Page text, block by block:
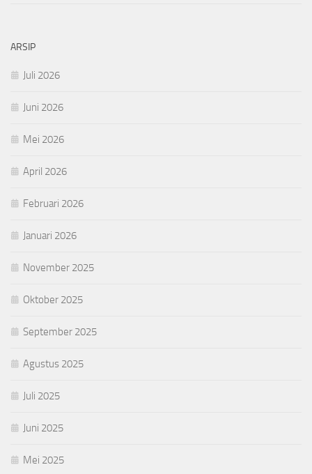
ARSIP
Juli 2026
Juni 2026
Mei 2026
April 2026
Februari 2026
Januari 2026
November 2025
Oktober 2025
September 2025
Agustus 2025
Juli 2025
Juni 2025
Mei 2025